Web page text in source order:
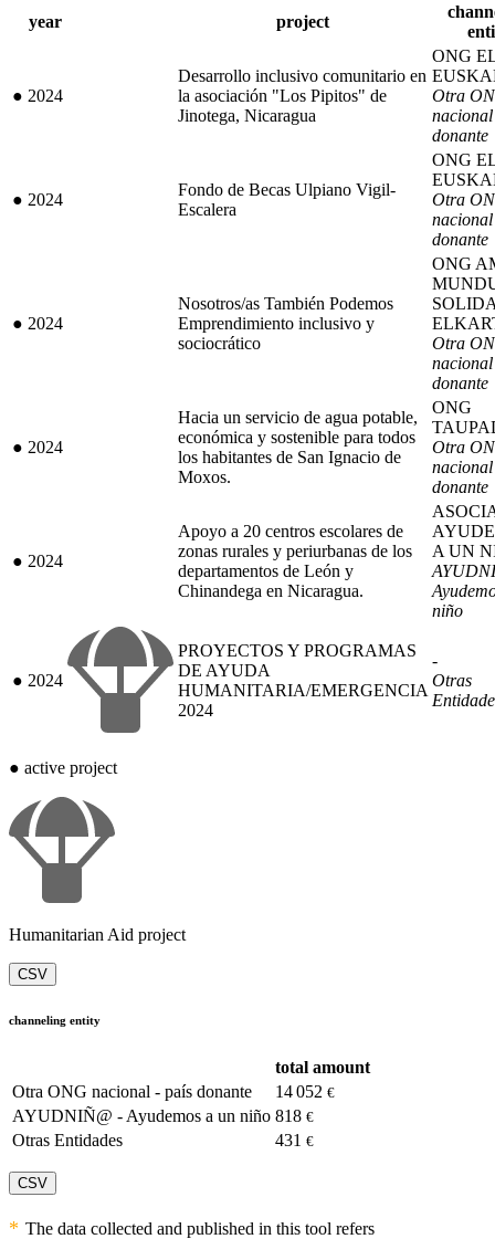
year project
● 2024
Desarrollo inclusivo comunitario en
la asociación "Los Pipitos" de
Jinotega, Nicaragua
ONG
Otra
donante
● 2024
Fondo de Becas Ulpiano Vigil-
Escalera
ONG
Otra
donante
● 2024
Nosotros/as También Podemos
Emprendimiento inclusivo y
sociocrático
ONG
Otra
donante
● 2024
Hacia un servicio de agua potable,
económica y sostenible para todos
los habitantes de San Ignacio de
Moxos.
ONG
Otra
donante
● 2024
Apoyo a 20 centros escolares de
zonas rurales y periurbanas de los
departamentos de León y
Chinandega en Nicaragua.
A UN
niño
● 2024
PROYECTOS Y PROGRAMAS
DE AYUDA
HUMANITARIA/EMERGENCIA
2024
-
Otras
● active project
Humanitarian Aid project
CSV
channeling entity
total amount
Otra ONG nacional - país donante
14 052 €
AYUDNIÑ@ - Ayudemos a un niño 818 €
Otras Entidades 431 €
CSV
The data collected and published in this tool refers